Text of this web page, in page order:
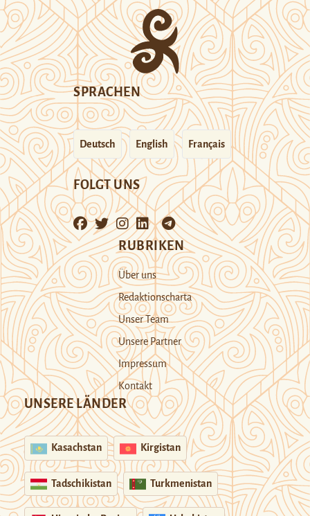
SPRACHEN
Deutsch English Français
FOLGT UNS
RUBRIKEN
Über uns
Redaktionscharta
Unser Team
Unsere Partner
Impressum
Kontakt
UNSERE LÄNDER
Kasachstan Kirgistan
Tadschikistan Turkmenistan